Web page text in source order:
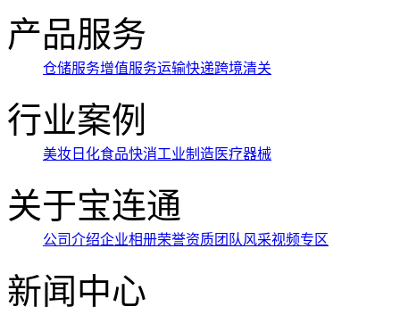
产品服务
仓储服务增值服务运输快递跨境清关
行业案例
美妆日化食品快消工业制造医疗器械
关于宝连通
公司介绍企业相册荣誉资质团队风采视频专区
新闻中心